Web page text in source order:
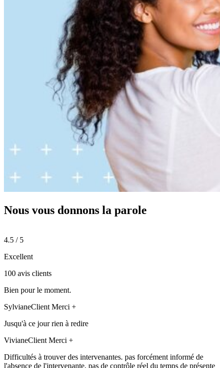
Nous vous donnons la parole
4.5 / 5
Excellent
100 avis clients
Bien pour le moment.
SylvianeClient Merci +
Jusqu'à ce jour rien à redire
VivianeClient Merci +
Difficultés à trouver des intervenantes. pas forcément informé de
l'absence de l'intervenante. pas de contrôle réel du temps de présente